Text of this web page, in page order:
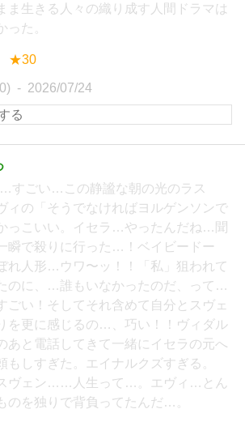
ま生きる人々の織り成す人間ドラマは
った。
★30
2026/07/24
すごい…この静謐な朝の光のラス
ィの「そうでなければヨルゲンソンで
っこいい。イセラ…やったんだね…聞
瞬で殺りに行った…！ベイビードー
れ人形…ウワ〜ッ！！「私」狙われて
のに、…誰もいなかったのだ、って…
ごい！そしてそれ含めて自分とスヴェ
を更に感じるの…、巧い！！ヴィダル
あと電話してきて一緒にイセラの元へ
もしすぎた。エイナルクズすぎる。
ヴェン……人生って…。エヴィ…とん
のを独りで背負ってたんだ…。